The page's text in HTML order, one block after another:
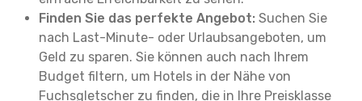
Finden Sie das perfekte Angebot: Suchen Sie
nach Last-Minute- oder Urlaubsangeboten, um
Geld zu sparen. Sie können auch nach Ihrem
Budget filtern, um Hotels in der Nähe von
Fuchsgletscher zu finden, die in Ihre Preisklasse